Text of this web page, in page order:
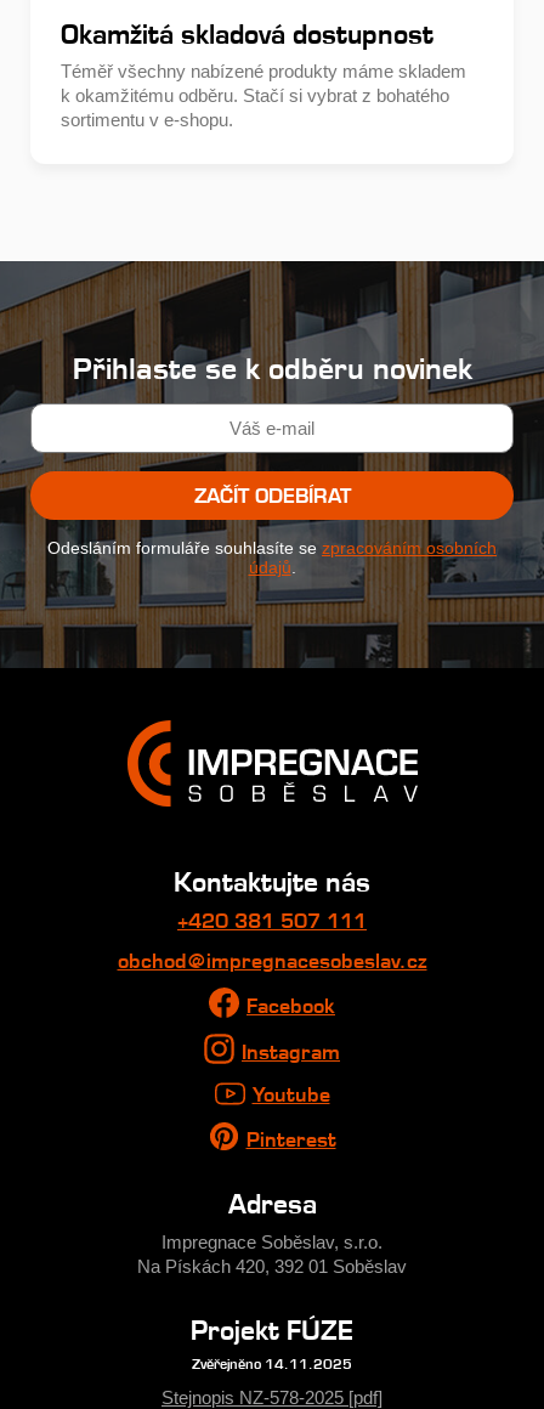
Okamžitá skladová dostupnost
Téměř všechny nabízené produkty máme skladem
k okamžitému odběru. Stačí si vybrat z bohatého
sortimentu v e-shopu.
Přihlaste se k odběru novinek
ZAČÍT ODEBÍRAT
Odesláním formuláře souhlasíte se zpracováním osobních
údajů.
Kontaktujte nás
+420 381 507 111
obchod@impregnacesobeslav.cz
Facebook
Instagram
Youtube
Pinterest
Adresa
Impregnace Soběslav, s.r.o.
Na Pískách 420, 392 01 Soběslav
Projekt FÚZE
Zvěřejněno 14.11.2025
Stejnopis NZ-578-2025 [pdf]